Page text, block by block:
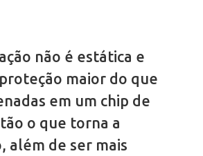
não é estática e
maior do que
em um chip de
o que torna a
além de ser mais